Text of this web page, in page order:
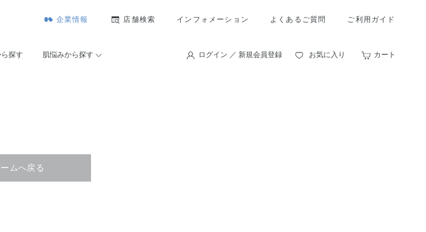
企業情報 店舗検索 インフォメーション よくあるご質問 ご利用ガイド
探す 肌悩みから探す ログイン ／ 新規会員登録 お気に入り カート
ムへ戻る